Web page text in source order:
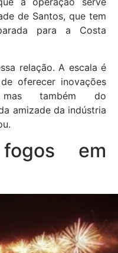
de Santos, que tem
para a Costa
relação. A escala é
oferecer inovações
também do
amizade da indústria
em